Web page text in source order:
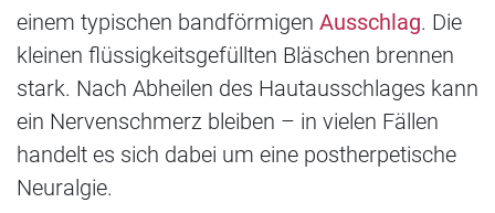
einem typischen bandförmigen Ausschlag. Die
kleinen flüssigkeitsgefüllten Bläschen brennen
stark. Nach Abheilen des Hautausschlages kann
ein Nervenschmerz bleiben – in vielen Fällen
handelt es sich dabei um eine postherpetische
Neuralgie.